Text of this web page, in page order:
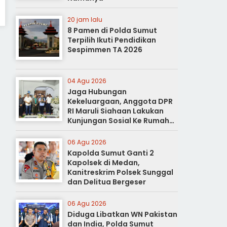
20 jam lalu
8 Pamen di Polda Sumut
Terpilih Ikuti Pendidikan
Sespimmen TA 2026
04 Agu 2026
Jaga Hubungan
Kekeluargaan, Anggota DPR
RI Maruli Siahaan Lakukan
Kunjungan Sosial Ke Rumah
Duka
06 Agu 2026
Kapolda Sumut Ganti 2
Kapolsek di Medan,
Kanitreskrim Polsek Sunggal
dan Delitua Bergeser
06 Agu 2026
Diduga Libatkan WN Pakistan
dan India, Polda Sumut